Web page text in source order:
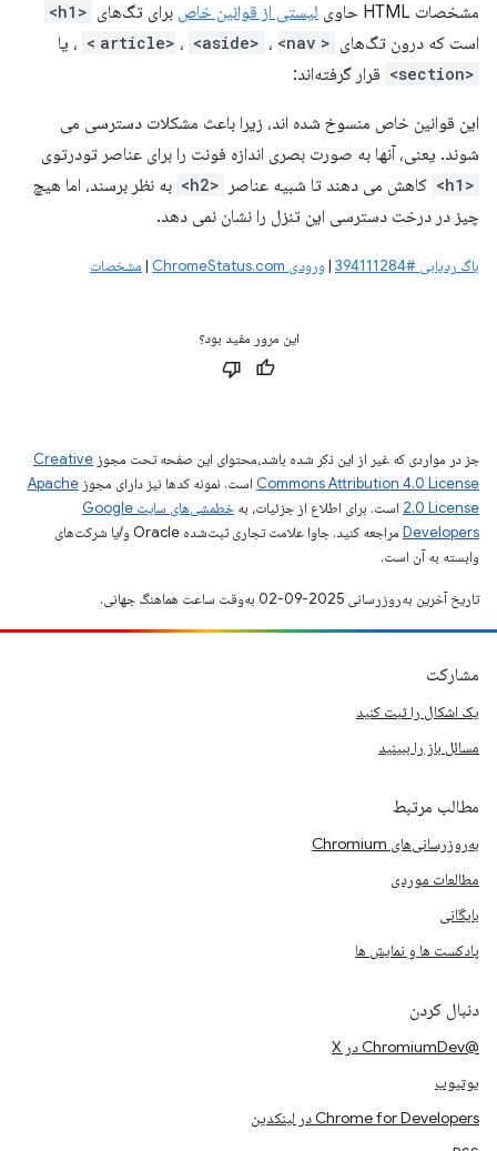
مشخصات HTML حاوی لیستی از قوانین خاص برای تگ‌های <h1>
است که درون تگ‌های <article> ، <aside> ، <nav> ، یا
<section> قرار گرفته‌اند:
این قوانین خاص منسوخ شده اند، زیرا باعث مشکلات دسترسی می
شوند. یعنی، آنها به صورت بصری اندازه فونت را برای عناصر تودرتوی
<h1> کاهش می دهند تا شبیه عناصر <h2>
به نظر برسند، اما هیچ
چیز در درخت دسترسی این تنزل را نشان نمی دهد.
باگ ردیابی #394111284 |ورودی ChromeStatus.com | مشخصات
این مرور مفید بود؟
جز در مواردی که غیر از این ذکر شده باشد،‌محتوای این صفحه تحت مجوز Creative
Commons Attribution 4.0 License است. نمونه کدها نیز دارای مجوز Apache
2.0 License است. برای اطلاع از جزئیات، به
خطمشی‌های سایت Google
Developers‏
مراجعه کنید. جاوا علامت تجاری ثبت‌شده Oracle و/یا شرکت‌های
وابسته به آن است.
تاریخ آخرین به‌روزرسانی 2025-09-02 به‌وقت ساعت هماهنگ جهانی.
مشارکت
یک اشکال را ثبت کنید
مسائل باز را ببینید
مطالب مرتبط
به‌روزرسانی‌های Chromium
مطالعات موردی
بایگانی
پادکست ها و نمایش ها
دنبال کردن
@ChromiumDev در X
یوتیوب
Chrome for Developers در لینکدین